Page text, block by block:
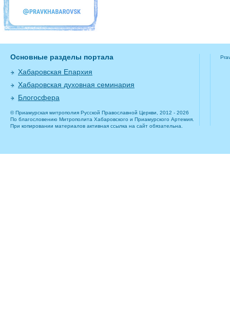
Основные разделы портала
Хабаровская Епархия
Хабаровская духовная семинария
Блогосфера
© Приамурская митрополия Русской Православной Церкви, 2012 - 2026
По благословению Митрополита Хабаровского и Приамурского Артемия.
При копировании материалов активная ссылка на сайт обязательна.